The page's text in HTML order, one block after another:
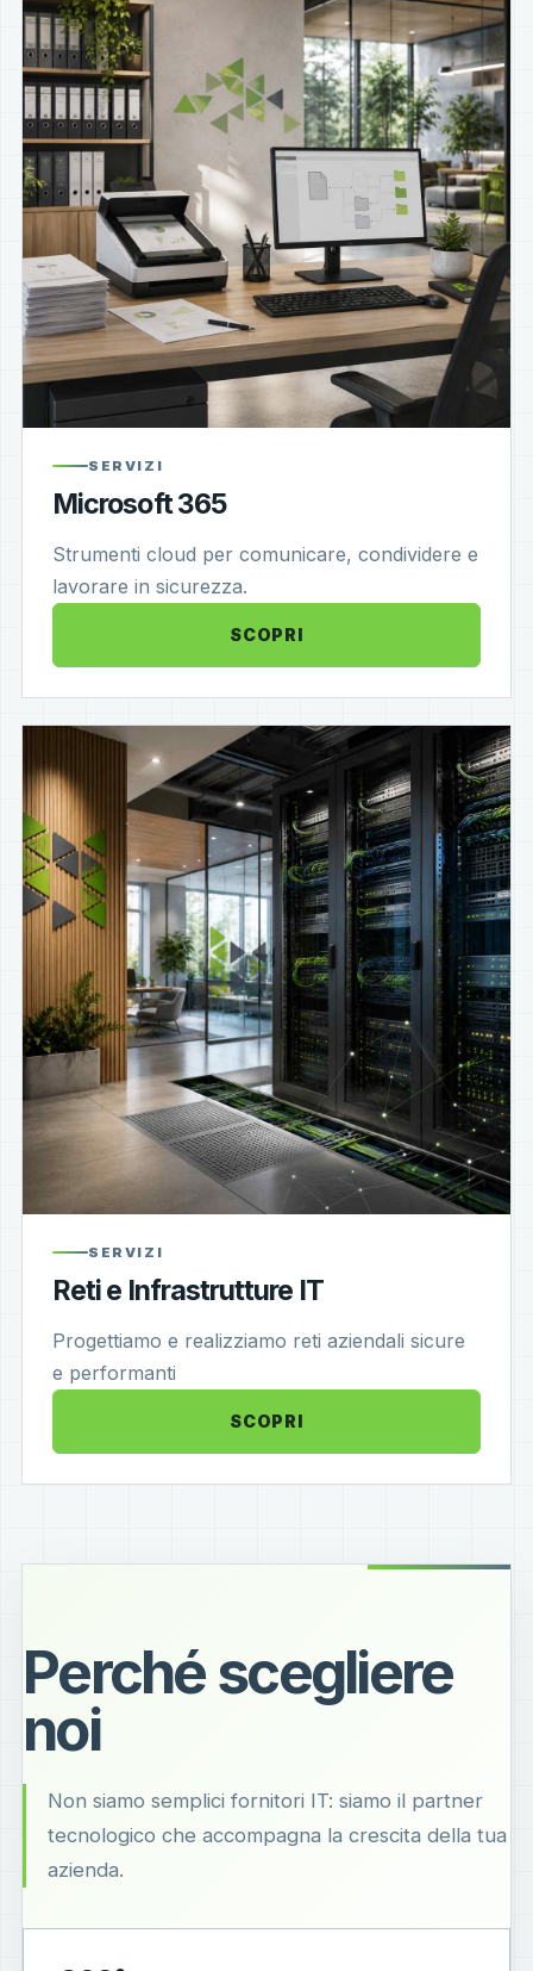
SERVIZI
Microsoft 365
Strumenti cloud per comunicare, condividere e
lavorare in sicurezza.
SCOPRI
SERVIZI
Reti e Infrastrutture IT
Progettiamo e realizziamo reti aziendali sicure
e performanti
SCOPRI
Perché scegliere
noi
Non siamo semplici fornitori IT: siamo il partner
tecnologico che accompagna la crescita della tua
azienda.